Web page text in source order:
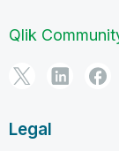
Qlik
Legal